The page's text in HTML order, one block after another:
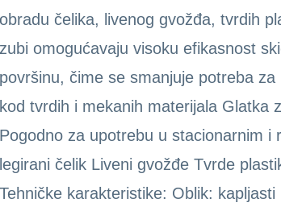
obradu čelika, livenog gvožđa, tvrdih
zubi omogućavaju visoku efikasnost
površinu, čime se smanjuje potreba
kod tvrdih i mekanih materijala Glatka
Pogodno za upotrebu u stacionarnim i
legirani čelik Liveni gvožđe Tvrde
Tehničke karakteristike: Oblik: